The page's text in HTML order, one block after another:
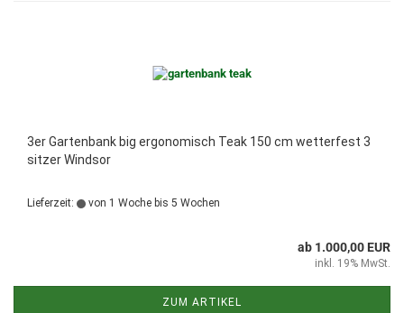
3er Gartenbank big ergonomisch Teak 150 cm wetterfest 3
sitzer Windsor
Lieferzeit: von 1 Woche bis 5 Wochen
ab 1.000,00 EUR
inkl. 19% MwSt.
ZUM ARTIKEL